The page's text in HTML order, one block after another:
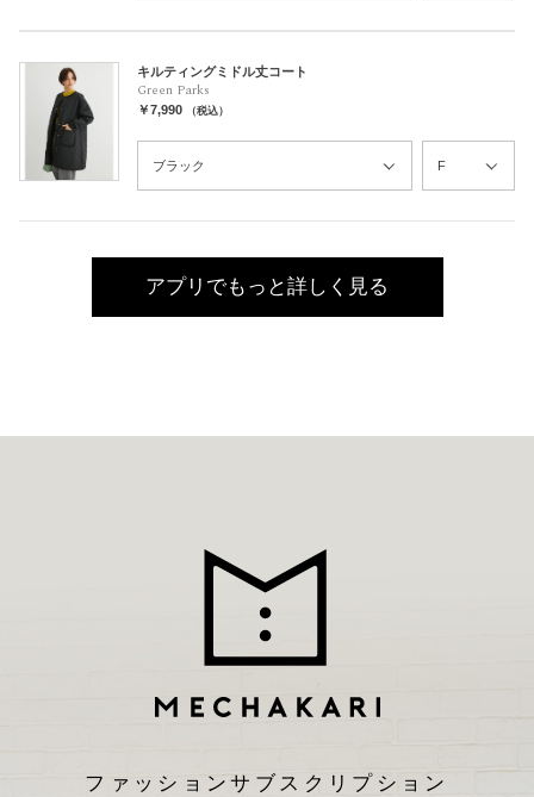
キルティングミドル丈コート
Green Parks
￥7,990 （税込）
アプリでもっと詳しく見る
ファッションサブスクリプション